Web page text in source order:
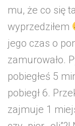
mu, że co się
wyprzedziłem
jego czas o
zamurowało.
pobiegłeś 5
pobiegł 6.
zajmuje 1